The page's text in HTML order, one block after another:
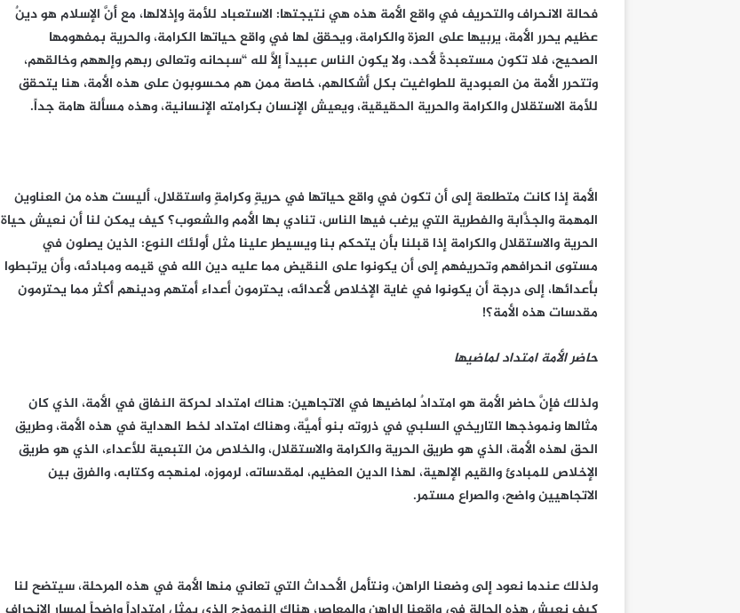
فحالة الانحراف والتحريف في واقع الأمة هذه هي نتيجتها: الاستعباد للأمة وإذلالها، مع أنَّ الإسلام هو دينٌ
عظيم يحرر الأمة، يربيها على العزة والكرامة، ويحقق لها في واقع حياتها الكرامة، والحرية بمفهومها
الصحيح، فلا تكون مستعبدةً لأحد، ولا يكون الناس عبيداً إلَّا لله “سبحانه وتعالى ربهم وإلههم وخالقهم،
وتتحرر الأمة من العبودية للطواغيت بكل أشكالهم، خاصة ممن هم محسوبون على هذه الأمة، هنا يتحقق
للأمة الاستقلال والكرامة والحرية الحقيقية، ويعيش الإنسان بكرامته الإنسانية، وهذه مسألة هامة جداً.
الأمة إذا كانت متطلعة إلى أن تكون في واقع حياتها في حريةٍ وكرامةٍ واستقلال، أليست هذه من العناوين
المهمة والجذَّابة والفطرية التي يرغب فيها الناس، تنادي بها الأمم والشعوب؟ كيف يمكن لنا أن نعيش حياة
الحرية والاستقلال والكرامة إذا قبلنا بأن يتحكم بنا ويسيطر علينا مثل أولئك النوع: الذين يصلون في
مستوى انحرافهم وتحريفهم إلى أن يكونوا على النقيض مما عليه دين الله في قيمه ومبادئه، وأن يرتبطوا
بأعدائها، إلى درجة أن يكونوا في غاية الإخلاص لأعدائه، يحترمون أعداء أمتهم ودينهم أكثر مما يحترمون
مقدسات هذه الأمة؟!
حاضر الأمة امتداد لماضيها
ولذلك فإنَّ حاضر الأمة هو امتدادٌ لماضيها في الاتجاهين: هناك امتداد لحركة النفاق في الأمة، الذي كان
مثالها ونموذجها التاريخي السلبي في ذروته بنو أميَّة، وهناك امتداد لخط الهداية في هذه الأمة، وطريق
الحق لهذه الأمة، الذي هو طريق الحرية والكرامة والاستقلال، والخلاص من التبعية للأعداء، الذي هو طريق
الإخلاص للمبادئ والقيم الإلهية، لهذا الدين العظيم، لمقدساته، لرموزه، لمنهجه وكتابه، والفرق بين
الاتجاهيين واضح، والصراع مستمر.
ولذلك عندما نعود إلى وضعنا الراهن، ونتأمل الأحداث التي تعاني منها الأمة في هذه المرحلة، سيتضح لنا